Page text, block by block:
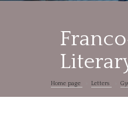
Home page Letters